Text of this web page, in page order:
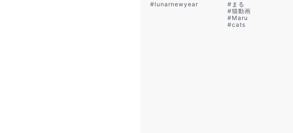
#lunarnewyear
# まる
#猫動画
#Maru
#cats